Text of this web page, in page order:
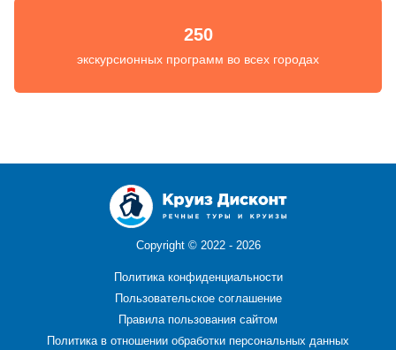
250
экскурсионных программ во всех городах
Copyright © 2022 - 2026
Политика конфиденциальности
Пользовательское соглашение
Правила пользования сайтом
Политика в отношении обработки персональных данных